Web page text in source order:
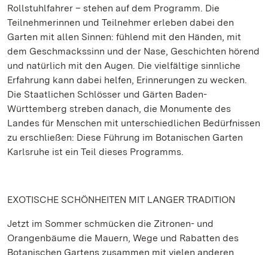
Rollstuhlfahrer – stehen auf dem Programm. Die
Teilnehmerinnen und Teilnehmer erleben dabei den
Garten mit allen Sinnen: fühlend mit den Händen, mit
dem Geschmackssinn und der Nase, Geschichten hörend
und natürlich mit den Augen. Die vielfältige sinnliche
Erfahrung kann dabei helfen, Erinnerungen zu wecken.
Die Staatlichen Schlösser und Gärten Baden-
Württemberg streben danach, die Monumente des
Landes für Menschen mit unterschiedlichen Bedürfnissen
zu erschließen: Diese Führung im Botanischen Garten
Karlsruhe ist ein Teil dieses Programms.
EXOTISCHE SCHÖNHEITEN MIT LANGER TRADITION
Jetzt im Sommer schmücken die Zitronen- und
Orangenbäume die Mauern, Wege und Rabatten des
Botanischen Gartens zusammen mit vielen anderen